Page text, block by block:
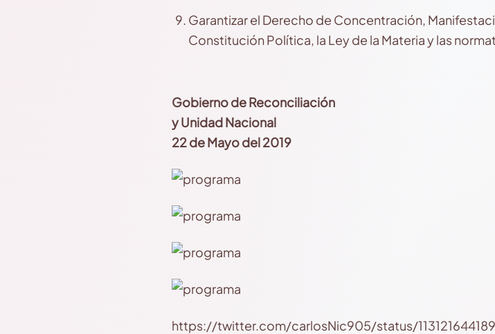
Garantizar el Derecho de Concentración,
Constitución Política, la Ley de la Materia y las
Gobierno de Reconciliación
y Unidad Nacional
22 de Mayo del 2019
https://twitter.com/carlosNic905/status/